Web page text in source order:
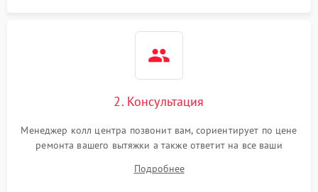
2. Консультация
Менеджер колл центра позвонит вам, сориентирует по цене
ремонта вашего вытяжки а также ответит на все ваши
Подробнее